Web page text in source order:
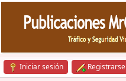
Iniciar sesión Registrarse